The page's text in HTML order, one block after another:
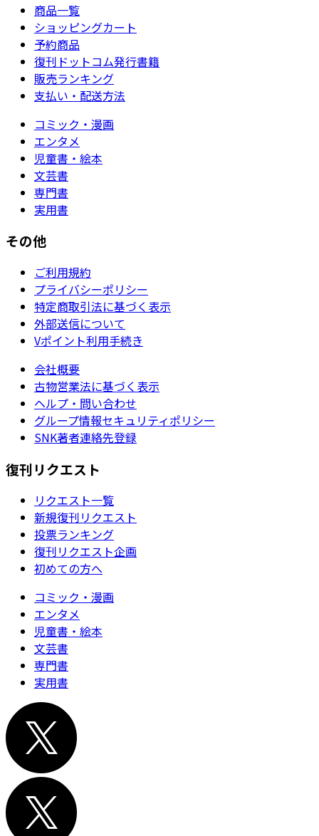
商品一覧
ショッピングカート
予約商品
復刊ドットコム発行書籍
販売ランキング
支払い・配送方法
コミック・漫画
エンタメ
児童書・絵本
文芸書
専門書
実用書
その他
ご利用規約
プライバシーポリシー
特定商取引法に基づく表示
外部送信について
Vポイント利用手続き
会社概要
古物営業法に基づく表示
ヘルプ・問い合わせ
グループ情報セキュリティポリシー
SNK著者連絡先登録
復刊リクエスト
リクエスト一覧
新規復刊リクエスト
投票ランキング
復刊リクエスト企画
初めての方へ
コミック・漫画
エンタメ
児童書・絵本
文芸書
専門書
実用書